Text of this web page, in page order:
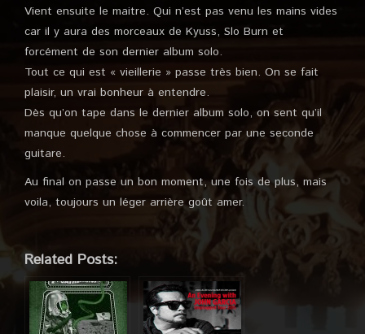
Vient ensuite le maitre. Qui n’est pas venu les mains vides
car il y aura des morceaux de Kyuss, Slo Burn et
forcément de son dernier album solo.
Tout ce qui est « vieillerie » passe très bien. On se fait
plaisir, un vrai bonheur à entendre.
Dès qu’on tape dans le dernier album solo, on sent qu’il
manque quelque chose à commencer par une seconde
guitare.
Au final on passe un bon moment, une fois de plus, mais
voila, toujours un léger arrière goût amer.
Related Posts: